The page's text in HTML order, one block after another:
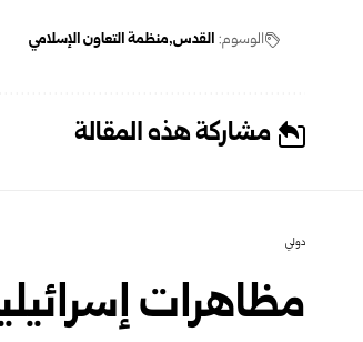
الوسوم: القدس منظمة التعاون الإسلامي
مشاركة هذه المقالة
دولي
مظاهرات